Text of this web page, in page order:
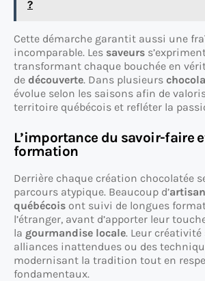
?
Cette démarche garantit aussi une
incomparable. Les saveurs
transformant chaque bouchée en
de découverte. Dans plusieurs
évolue selon les saisons afin de
territoire québécois et refléter la
L’importance du savoir-faire
formation
Derrière chaque création chocolatée
parcours atypique. Beaucoup d’
québécois ont suivi de longues
l’étranger, avant d’apporter leur
la gourmandise locale. Leur
alliances inattendues ou des
modernisant la tradition tout en
fondamentaux.